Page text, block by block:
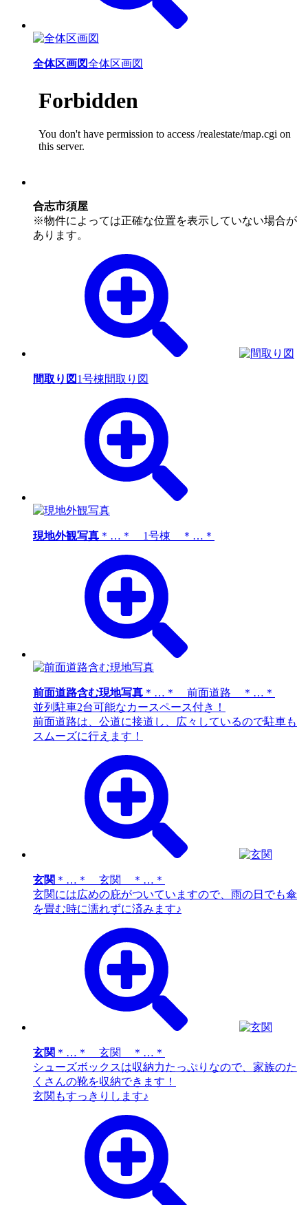
全体区画図全体区画図
合志市須屋
※物件によっては正確な位置を表示していない場合が
あります。
間取り図 1号棟間取り図
現地外観写真 ＊…＊ 1号棟 ＊…＊
前面道路含む現地写真 ＊…＊ 前面道路 ＊…＊
並列駐車2台可能なカースペース付き！
前面道路は、公道に接道し、広々しているので駐車も
スムーズに行えます！
玄関 ＊…＊ 玄関 ＊…＊
玄関には広めの庇がついていますので、雨の日でも傘
を畳む時に濡れずに済みます♪
玄関 ＊…＊ 玄関 ＊…＊
シューズボックスは収納力たっぷりなので、家族のた
くさんの靴を収納できます！
玄関もすっきりします♪